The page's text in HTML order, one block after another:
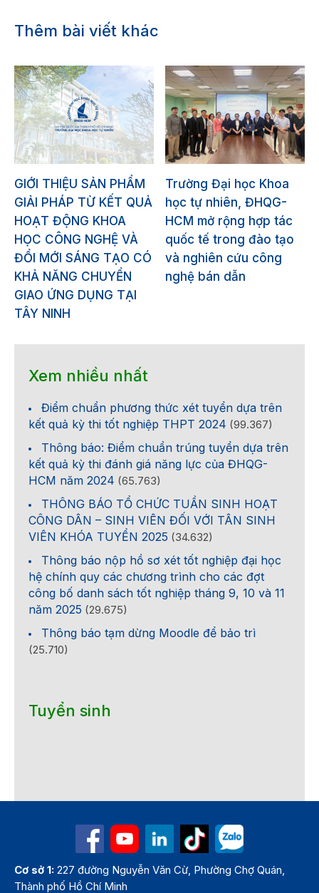
Thêm bài viết khác
GIỚI THIỆU SẢN PHẨM
GIẢI PHÁP TỪ KẾT QUẢ
HOẠT ĐỘNG KHOA
HỌC CÔNG NGHỆ VÀ
ĐỔI MỚI SÁNG TẠO CÓ
KHẢ NĂNG CHUYỂN
GIAO ỨNG DỤNG TẠI
TÂY NINH
Trường Đại học Khoa
học tự nhiên, ĐHQG-
HCM mở rộng hợp tác
quốc tế trong đào tạo
và nghiên cứu công
nghệ bán dẫn
Xem nhiều nhất
Điểm chuẩn phương thức xét tuyển dựa trên
kết quả kỳ thi tốt nghiệp THPT 2024 (99.367)
Thông báo: Điểm chuẩn trúng tuyển dựa trên
kết quả kỳ thi đánh giá năng lực của ĐHQG-
HCM năm 2024 (65.763)
THÔNG BÁO TỔ CHỨC TUẦN SINH HOẠT
CÔNG DÂN – SINH VIÊN ĐỐI VỚI TÂN SINH
VIÊN KHÓA TUYỂN 2025 (34.632)
Thông báo nộp hồ sơ xét tốt nghiệp đại học
hệ chính quy các chương trình cho các đợt
công bố danh sách tốt nghiệp tháng 9, 10 và 11
năm 2025 (29.675)
Thông báo tạm dừng Moodle để bảo trì
(25.710)
Tuyển sinh
Cơ sở 1: 227 đường Nguyễn Văn Cừ, Phường Chợ Quán,
Thành phố Hồ Chí Minh